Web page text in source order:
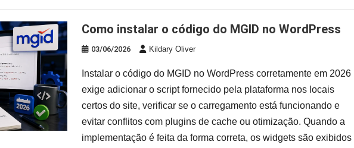
Como instalar o código do MGID no WordPress
03/06/2026 Kildary Oliver
Instalar o código do MGID no WordPress corretamente em 2026
exige adicionar o script fornecido pela plataforma nos locais
certos do site, verificar se o carregamento está funcionando e
evitar conflitos com plugins de cache ou otimização. Quando a
implementação é feita da forma correta, os widgets são exibidos